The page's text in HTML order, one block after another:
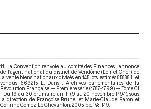
11. La Convention renvoie au comité des Finances l’annonce
de l’agent national du district de Vendôme (Loir-et-Cher) de
la vente biens nationaux divisés en 145 lots, estimés 85888 L et
vendus 669215 L. Dans : Archives parlementaires de la
Révolution Française — Première série (1787-1799) — Tome CI
- Du 19 au 30 brumaire an III (9 au 20 novembre 1794) , sous
la direction de Françoise Brunel et Marie-Claude Baron et
Corinne Gomez-Le Chevanton. 2005. pp. 148-149.